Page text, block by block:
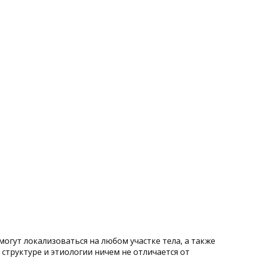
локализоваться на любом участке тела, а также
и этиологии ничем не отличается от